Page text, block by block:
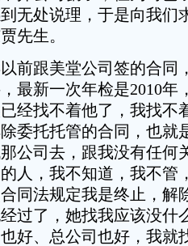
无处说理，于是向我们
先生。
前跟美堂公司签的合同
最新一次年检是2010年
经找不着他了，我找不
委托托管的合同，也就
公司去，跟我没有任何
人，我不知道，我不管
同法规定我是终止，解
过了，她找我应该没什
好、总公司也好，我就